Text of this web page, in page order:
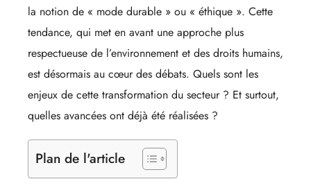
la notion de « mode durable » ou « éthique ». Cette
tendance, qui met en avant une approche plus
respectueuse de l’environnement et des droits humains,
est désormais au cœur des débats. Quels sont les
enjeux de cette transformation du secteur ? Et surtout,
quelles avancées ont déjà été réalisées ?
Plan de l'article